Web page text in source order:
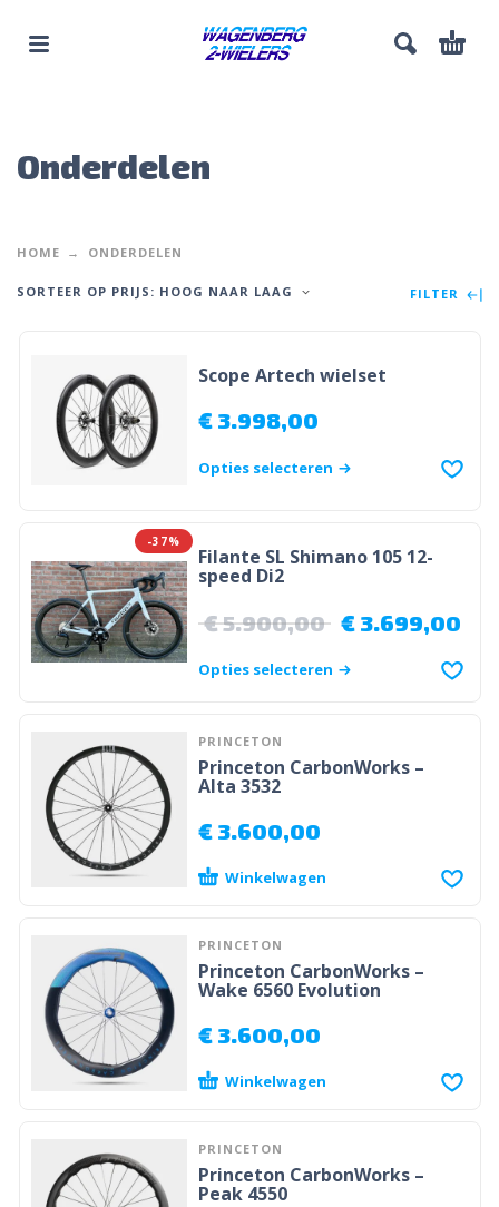
Onderdelen
HOME ONDERDELEN
SORTEER OP PRIJS: HOOG NAAR LAAG FILTER
Scope Artech wielset
€3.998,00
Opties selecteren
-37%
Filante SL Shimano 105 12-
speed Di2
€5.900,00 €3.699,00
Opties selecteren
PRINCETON
Princeton CarbonWorks –
Alta 3532
€3.600,00
Winkelwagen
PRINCETON
Princeton CarbonWorks –
Wake 6560 Evolution
€3.600,00
Winkelwagen
PRINCETON
Princeton CarbonWorks –
Peak 4550